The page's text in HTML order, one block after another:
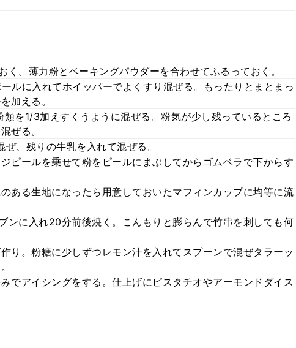
く。薄力粉とベーキングパウダーを合わせてふるっておく。
ルに入れてホイッパーでよくすり混ぜる。もったりとまとまっ
加える。
を1/3加えすくうように混ぜる。粉気が少し残っているところ
ぜる。
、残りの牛乳を入れて混ぜる。
ピールを乗せて粉をピールにまぶしてからゴムベラで下からす
ある生地になったら用意しておいたマフィンカップに均等に流
ンに入れ20分前後焼く。こんもりと膨らんで竹串を刺しても何
り。粉糖に少しずつレモン汁を入れてスプーンで混ぜタラーッ
でアイシングをする。仕上げにピスタチオやアーモンドダイス